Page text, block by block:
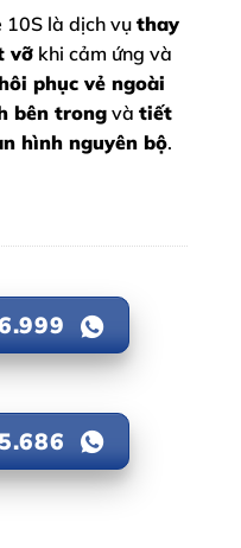
10S là dịch vụ thay
vỡ khi cảm ứng và
phục vẻ ngoài
bên trong và tiết
hình nguyên bộ.